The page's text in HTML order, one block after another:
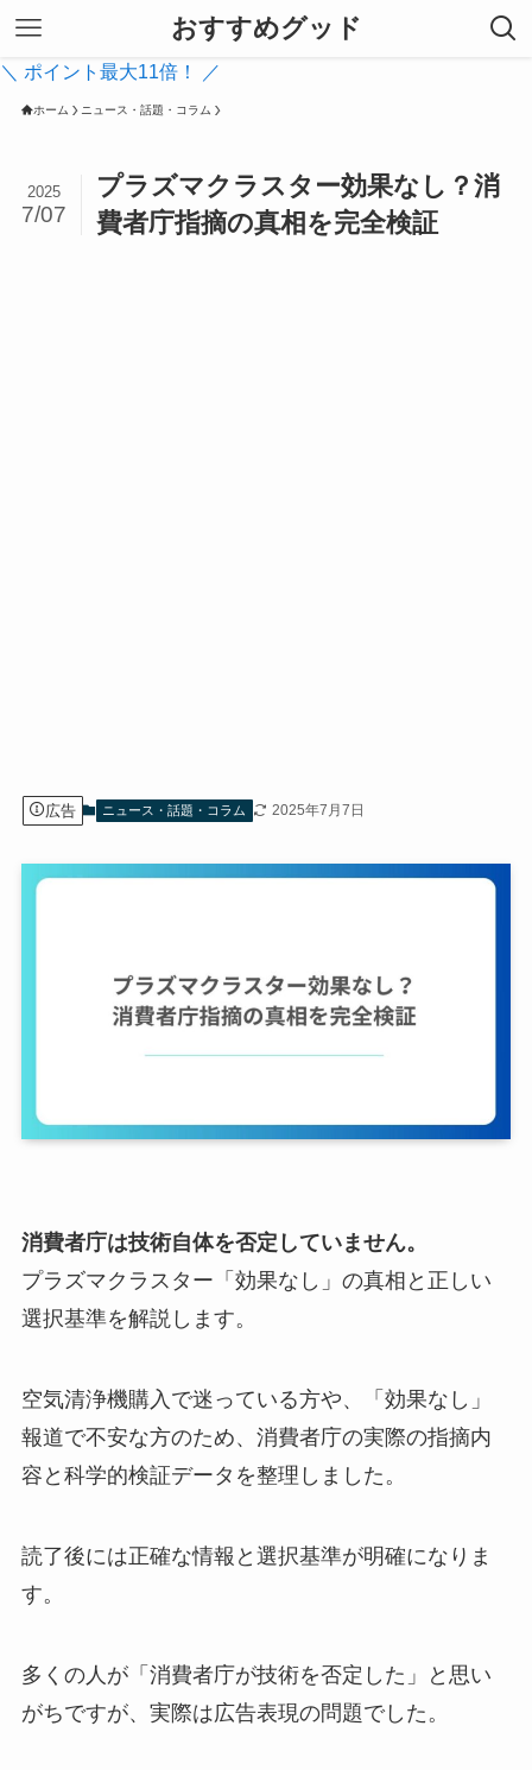
おすすめグッド
＼ ポイント最大11倍！ ／
ホーム ニュース・話題・コラム
プラズマクラスター効果なし？消
費者庁指摘の真相を完全検証
2025
7/07
広告 ニュース・話題・コラム 2025年7月7日
消費者庁は技術自体を否定していません。
プラズマクラスター「効果なし」の真相と正しい
選択基準を解説します。
空気清浄機購入で迷っている方や、「効果なし」
報道で不安な方のため、消費者庁の実際の指摘内
容と科学的検証データを整理しました。
読了後には正確な情報と選択基準が明確になりま
す。
多くの人が「消費者庁が技術を否定した」と思い
がちですが、実際は広告表現の問題でした。